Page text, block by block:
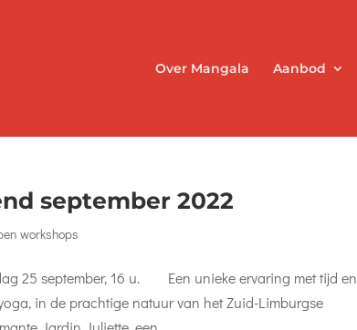
Over Mangala Aanbod
september 2022
workshops
25 september, 16 u. Een unieke ervaring met tijd en
in de prachtige natuur van het Zuid-Limburgse